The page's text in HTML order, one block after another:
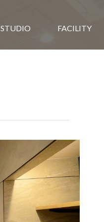
STUDIO FACILITY